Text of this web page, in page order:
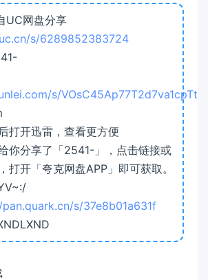
UC网盘分享
s/6289852383724
s/
打开迅雷，查看更方便
你分享了「2541-」，点击链接或
打开「夸克网盘APP」即可获取。
s/37e8b01a631f